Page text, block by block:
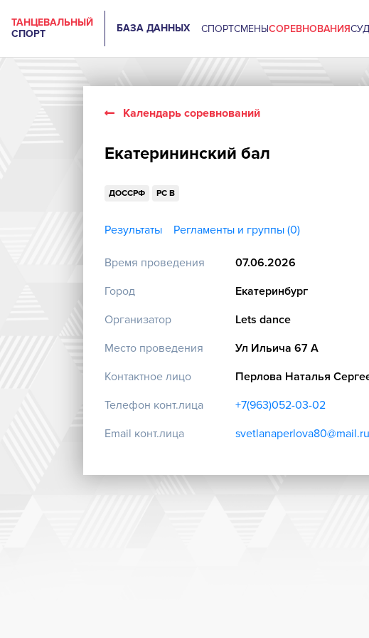
ТАНЦЕВАЛЬНЫЙ
СПОРТ
БАЗА ДАННЫХ СПОРТСМЕНЫСОРЕВНОВАНИЯ
Календарь соревнований
Екатерининский бал
ДОССРФ РС B
Результаты Регламенты и группы (0)
Время проведения
07.06.2026
Город
Екатеринбург
Организатор
Lets dance
Место проведения
Ул Ильича 67 А
Контактное лицо
Перлова Наталья
Телефон конт.лица
+7(963)052-03-02
Email конт.лица
svetlanaperlova80@mail.ru